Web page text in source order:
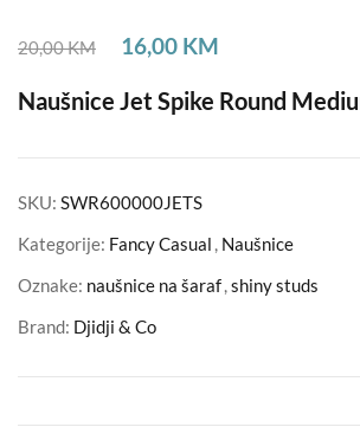
20,00KM 16,00 KM
Naušnice Jet Spike Round
SKU: SWR600000JETS
Kategorije: Fancy Casual , Naušnice
Oznake: naušnice na šaraf,shiny studs
Brand: Djidji & Co